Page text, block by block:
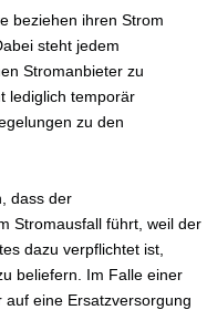
beziehen ihren Strom
steht jedem
Stromanbieter zu
lediglich temporär
zu den
dass der
Stromausfall führt, weil der
dazu verpflichtet ist,
beliefern. Im Falle einer
eine Ersatzversorgung